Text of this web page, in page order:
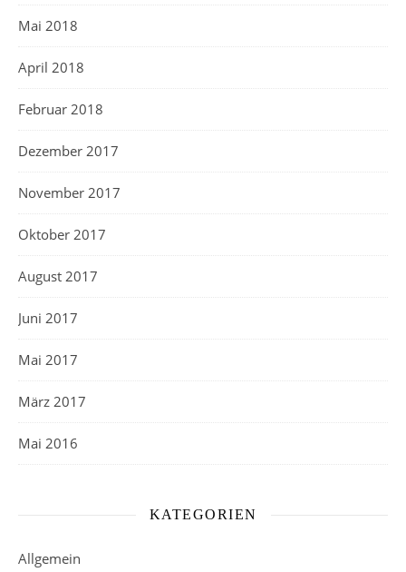
Mai 2018
April 2018
Februar 2018
Dezember 2017
November 2017
Oktober 2017
August 2017
Juni 2017
Mai 2017
März 2017
Mai 2016
KATEGORIEN
Allgemein